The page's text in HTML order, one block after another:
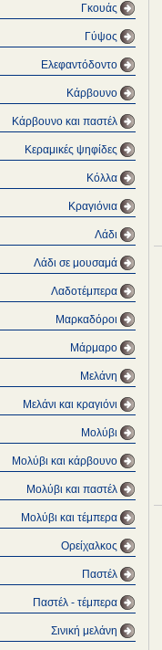
Γκουάς
Γύψος
Ελεφαντόδοντο
Κάρβουνο
Κάρβουνο και παστέλ
Κεραμικές ψηφίδες
Κόλλα
Κραγιόνια
Λάδι
Λάδι σε μουσαμά
Λαδοτέμπερα
Μαρκαδόροι
Μάρμαρο
Μελάνη
Μελάνι και κραγιόνι
Μολύβι
Μολύβι και κάρβουνο
Μολύβι και παστέλ
Μολύβι και τέμπερα
Ορείχαλκος
Παστέλ
Παστέλ - τέμπερα
Σινική μελάνη